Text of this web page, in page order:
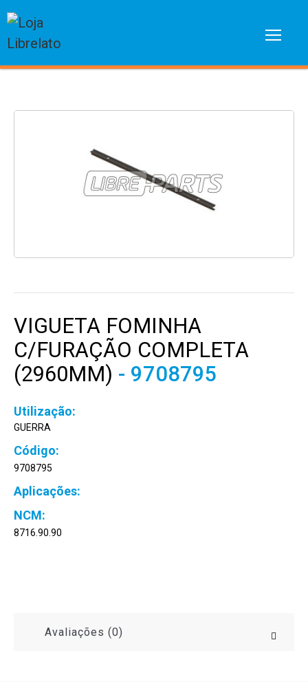
VIGUETA FOMINHA
C/FURAÇÃO COMPLETA
(2960MM) - 9708795
GUERRA
9708795
8716.90.90
Avaliações (0)